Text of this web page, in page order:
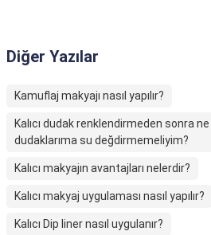
Diğer Yazılar
Kamuflaj makyajı nasıl yapılır?
Kalıcı dudak renklendirmeden sonra
dudaklarıma su değdirmemeliyim?
Kalıcı makyajın avantajları nelerdir?
Kalıcı makyaj uygulaması nasıl yapılır?
Kalıcı Dip liner nasıl uygulanır?